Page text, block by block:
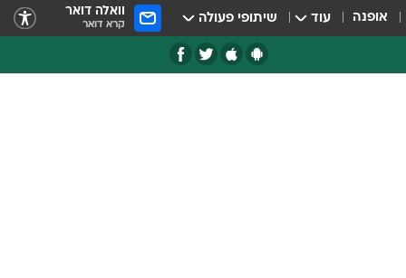
אופנה עוד שיתופי פעולה וואלה דואר
קרא דואר